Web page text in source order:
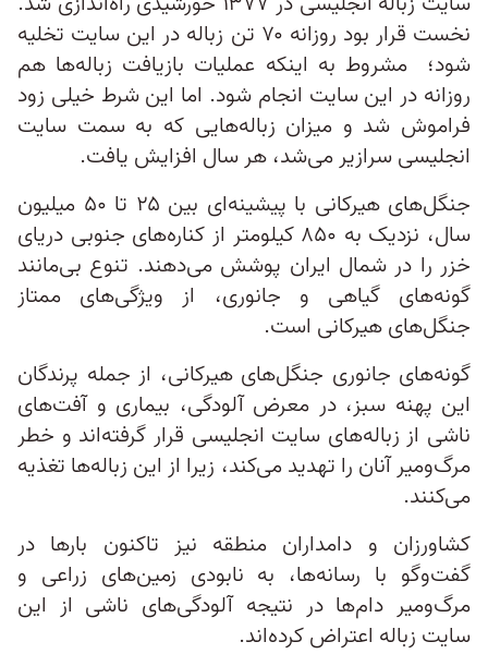
نخست قرار بود روزانه ۷۰ تن زباله در این سایت تخلیه
شود؛ مشروط به اینکه عملیات بازیافت زباله‌ها هم
روزانه در این سایت انجام شود. اما این شرط خیلی زود
فراموش شد و میزان زباله‌هایی که به سمت سایت
انجلیسی سرازیر می‌شد، هر سال افزایش یافت.
جنگل‌های هیرکانی با پیشینه‌ای بین ۲۵ تا ۵۰ میلیون
سال، نزدیک به ۸۵۰ کیلومتر از کناره‌های جنوبی دریای
خزر را در شمال ایران پوشش می‌دهند. تنوع‌ بی‌مانند
گونه‌های گیاهی و جانوری، از ویژگی‌های ممتاز
جنگل‌های هیرکانی است.
گونه‌های جانوری جنگل‌های هیرکانی، از جمله پرندگان
این پهنه سبز، در معرض آلودگی، بیماری و آفت‌های
ناشی از زباله‌های سایت انجلیسی قرار گرفته‌اند و خطر
مرگ‌ومیر آنان را تهدید می‌کند، زیرا از این زباله‌ها تغذیه
می‌کنند.
کشاورزان و دامداران منطقه نیز تاکنون بارها در
گفت‌وگو با رسانه‌ها، به نابودی زمین‌های زراعی و
مرگ‌ومیر دام‌ها در نتیجه آلودگی‌های ناشی از این
سایت زباله اعتراض‌ کرده‌اند.